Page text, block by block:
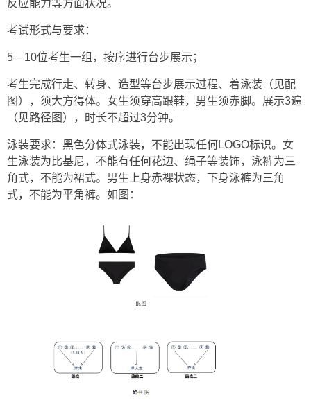
反应能力等方面状况。
考试形式与要求：
5—10位考生一组，按序进行台步展示；
考生完成行走、转身、造型等台步展示过程、着泳装（见配
图），须大方得体。女生须穿高跟鞋，男生须赤脚。展示3遍
（见路径图），时长不超过3分钟。
泳装要求：黑色分体式泳装，不能出现任何LOGO标识。女
生泳装为比基尼，不能有任何花边、绳子等装饰，泳裤为三
⻆式，不能为裙式。男生上身赤裸状态，下身泳裤为三角
式，不能为平角裤。如图：